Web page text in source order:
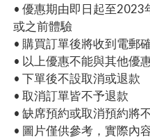
• 優惠期由即日起至2023
或之前體驗
• 購買訂單後將收到電郵
• 以上優惠不能與其他優
• 下單後不設取消或退款
• 取消訂單皆不予退款
• 缺席預約或取消預約將
• 圖片僅供參考，實際內